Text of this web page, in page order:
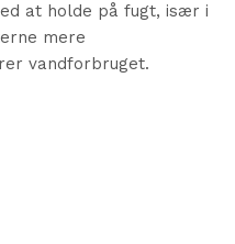
at holde på fugt, især i
mere
vandforbruget.